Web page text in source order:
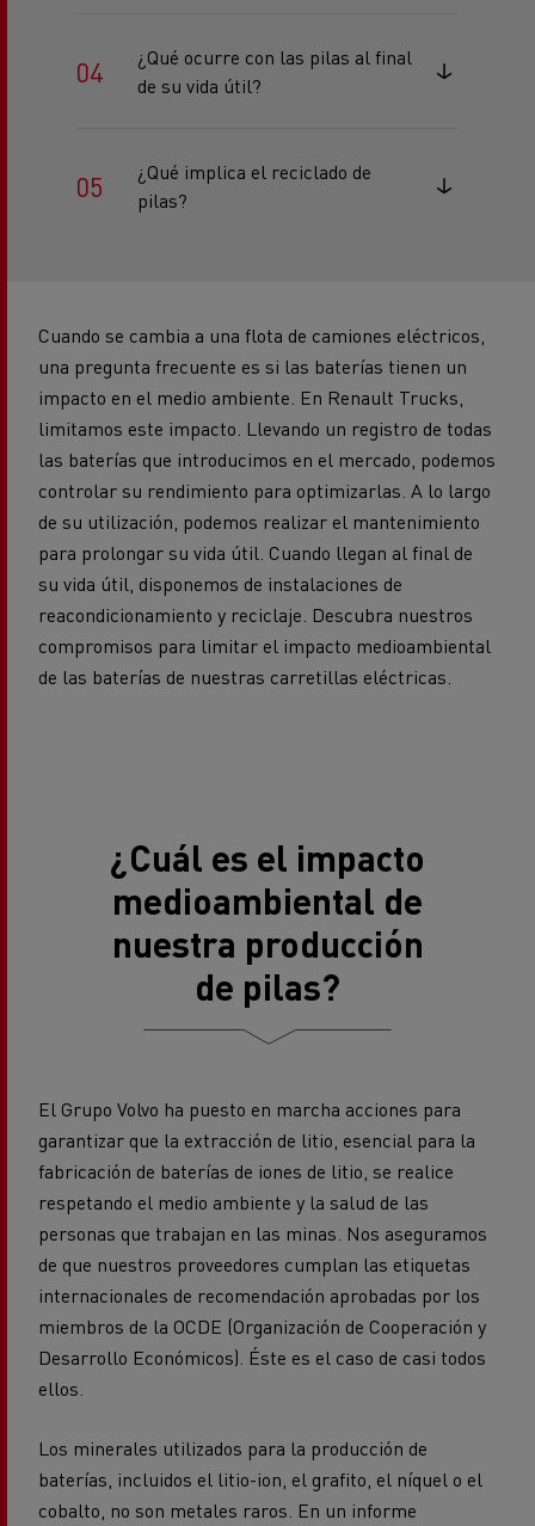
¿Qué ocurre con las pilas al final
de su vida útil?
¿Qué implica el reciclado de
pilas?
Cuando se cambia a una flota de camiones eléctricos,
una pregunta frecuente es si las baterías tienen un
impacto en el medio ambiente. En Renault Trucks,
limitamos este impacto. Llevando un registro de todas
las baterías que introducimos en el mercado, podemos
controlar su rendimiento para optimizarlas. A lo largo
de su utilización, podemos realizar el mantenimiento
para prolongar su vida útil. Cuando llegan al final de
su vida útil, disponemos de instalaciones de
reacondicionamiento y reciclaje. Descubra nuestros
compromisos para limitar el impacto medioambiental
de las baterías de nuestras carretillas eléctricas.
¿Cuál es el impacto
medioambiental de
nuestra producción
de pilas?
El Grupo Volvo ha puesto en marcha acciones para
garantizar que la extracción de litio, esencial para la
fabricación de baterías de iones de litio, se realice
respetando el medio ambiente y la salud de las
personas que trabajan en las minas. Nos aseguramos
de que nuestros proveedores cumplan las etiquetas
internacionales de recomendación aprobadas por los
miembros de la OCDE (Organización de Cooperación y
Desarrollo Económicos). Éste es el caso de casi todos
ellos.
Los minerales utilizados para la producción de
baterías, incluidos el litio-ion, el grafito, el níquel o el
cobalto, no son metales raros. En un informe